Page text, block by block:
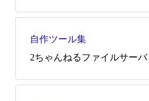
自作ツール集
2ちゃんねるファイルサーバ